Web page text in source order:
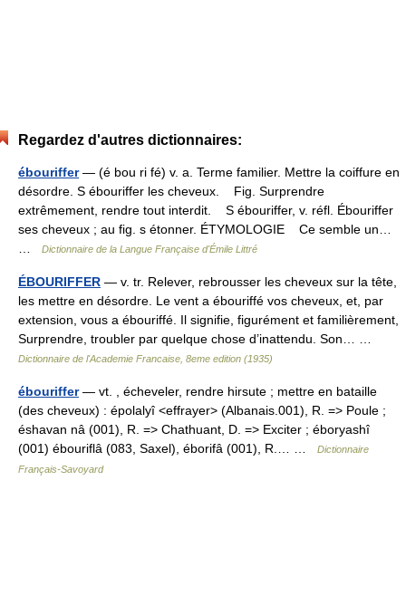
Regardez d'autres dictionnaires:
ébouriffer— (é bou ri fé) v. a. Terme familier. Mettre la coiffure en
désordre. S ébouriffer les cheveux. Fig. Surprendre
extrêmement, rendre tout interdit. S ébouriffer, v. réfl. Ébouriffer
ses cheveux ; au fig. s étonner. ÉTYMOLOGIE Ce semble un…
Dictionnaire de la Langue Française d'Émile Littré
ÉBOURIFFER — v. tr. Relever, rebrousser les cheveux sur la tête,
les mettre en désordre. Le vent a ébouriffé vos cheveux, et, par
extension, vous a ébouriffé. Il signifie, figurément et familièrement,
Surprendre, troubler par quelque chose d’inattendu. Son… …
Dictionnaire de l'Academie Francaise, 8eme edition (1935)
ébouriffer— vt. , écheveler, rendre hirsute ; mettre en bataille
(des cheveux) : épolalyî <effrayer> (Albanais.001), R. => Poule ;
éshavan nâ (001), R. => Chathuant, D. => Exciter ; éboryashî
(001) ébouriflâ (083, Saxel), éborifâ (001), R.… …
Dictionnaire
Français-Savoyard